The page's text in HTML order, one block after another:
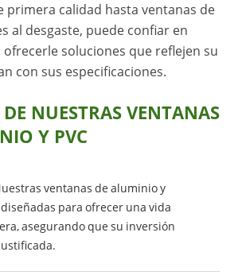
primera calidad hasta ventanas de
al desgaste, puede confiar en
soluciones que reflejen su
con sus especificaciones.
NUESTRAS VENTANAS
Y PVC
ventanas de aluminio y
diseñadas para ofrecer una vida
asegurando que su inversión